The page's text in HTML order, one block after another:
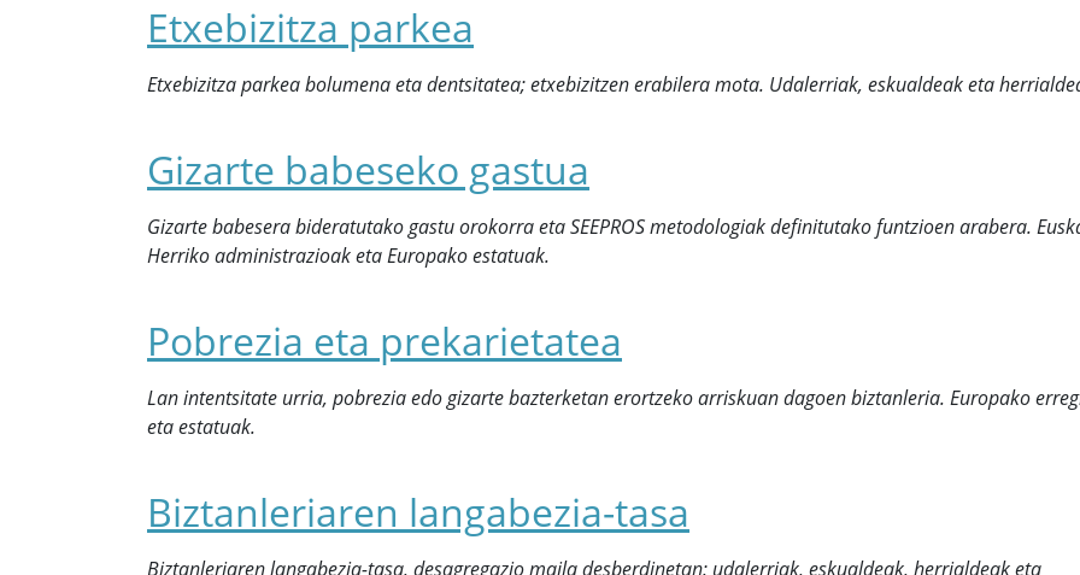
Etxebizitza parkea
Etxebizitza parkea bolumena eta dentsitatea; etxebizitzen erabilera mota. Udalerriak, eskualdeak eta
Gizarte babeseko gastua
Gizarte babesera bideratutako gastu orokorra eta SEEPROS metodologiak definitutako funtzioen arabera.
Herriko administrazioak eta Europako estatuak.
Pobrezia eta prekarietatea
Lan intentsitate urria, pobrezia edo gizarte bazterketan erortzeko arriskuan dagoen biztanleria. Europako
eta estatuak.
Biztanleriaren langabezia-tasa
Biztanleriaren langabezia-tasa, desagregazio maila desberdinetan: udalerriak, eskualdeak, herrialdeak eta